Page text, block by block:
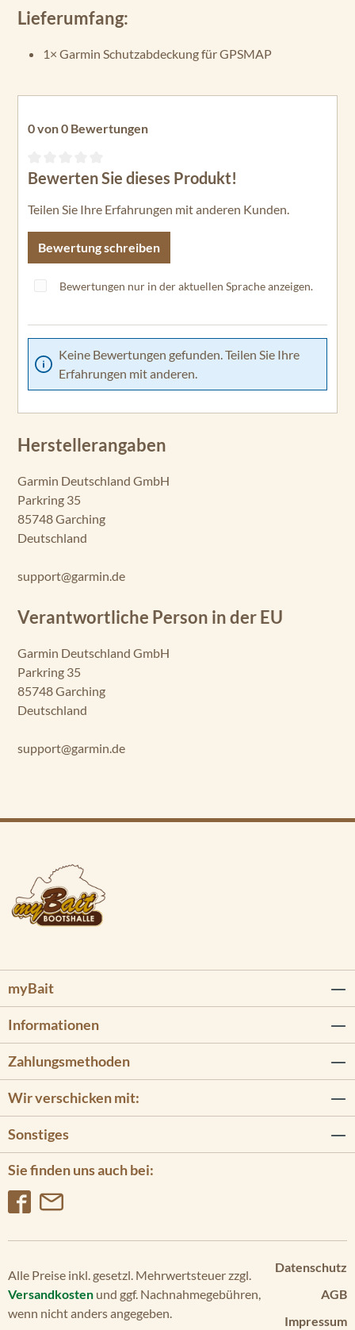
Lieferumfang:
1× Garmin Schutzabdeckung für GPSMAP
0 von 0 Bewertungen
Durchschnittliche Bewertung von 0 von 5 Sternen
Bewerten Sie dieses Produkt!
Teilen Sie Ihre Erfahrungen mit anderen Kunden.
Bewertung schreiben
Bewertungen nur in der aktuellen Sprache anzeigen.
Keine Bewertungen gefunden. Teilen Sie Ihre
Erfahrungen mit anderen.
Herstellerangaben
Garmin Deutschland GmbH
Parkring 35
85748 Garching
Deutschland
support@garmin.de
Verantwortliche Person in der EU
Garmin Deutschland GmbH
Parkring 35
85748 Garching
Deutschland
support@garmin.de
myBait
Informationen
Sie finden uns auch bei:
Zahlungsmethoden
Wir verschicken mit:
Sonstiges
Datenschutz
AGB
Impressum
Alle Preise inkl. gesetzl. Mehrwertsteuer zzgl.
Versandkosten und ggf. Nachnahmegebühren,
wenn nicht anders angegeben.